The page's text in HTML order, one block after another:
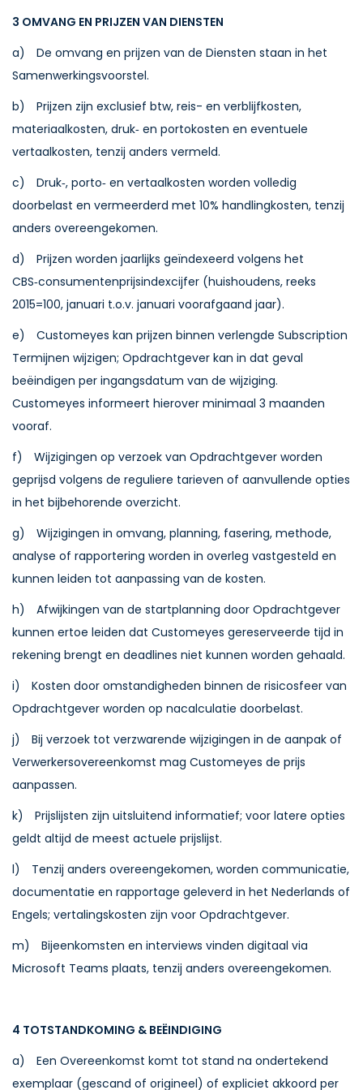
3 OMVANG EN PRIJZEN VAN DIENSTEN
a) De omvang en prijzen van de Diensten staan in het
Samenwerkingsvoorstel.
b) Prijzen zijn exclusief btw, reis- en verblijfkosten,
materiaalkosten, druk‑ en portokosten en eventuele
vertaalkosten, tenzij anders vermeld.
c) Druk‑, porto‑ en vertaalkosten worden volledig
doorbelast en vermeerderd met 10% handlingkosten, tenzij
anders overeengekomen.
d) Prijzen worden jaarlijks geïndexeerd volgens het
CBS‑consumentenprijsindexcijfer (huishoudens, reeks
2015=100, januari t.o.v. januari voorafgaand jaar).
e) Customeyes kan prijzen binnen verlengde Subscription
Termijnen wijzigen; Opdrachtgever kan in dat geval
beëindigen per ingangsdatum van de wijziging.
Customeyes informeert hierover minimaal 3 maanden
vooraf.
f) Wijzigingen op verzoek van Opdrachtgever worden
geprijsd volgens de reguliere tarieven of aanvullende opties
in het bijbehorende overzicht.
g) Wijzigingen in omvang, planning, fasering, methode,
analyse of rapportering worden in overleg vastgesteld en
kunnen leiden tot aanpassing van de kosten.
h) Afwijkingen van de startplanning door Opdrachtgever
kunnen ertoe leiden dat Customeyes gereserveerde tijd in
rekening brengt en deadlines niet kunnen worden gehaald.
i) Kosten door omstandigheden binnen de risicosfeer van
Opdrachtgever worden op nacalculatie doorbelast.
j) Bij verzoek tot verzwarende wijzigingen in de aanpak of
Verwerkersovereenkomst mag Customeyes de prijs
aanpassen.
k) Prijslijsten zijn uitsluitend informatief; voor latere opties
geldt altijd de meest actuele prijslijst.
l) Tenzij anders overeengekomen, worden communicatie,
documentatie en rapportage geleverd in het Nederlands of
Engels; vertalingskosten zijn voor Opdrachtgever.
m) Bijeenkomsten en interviews vinden digitaal via
Microsoft Teams plaats, tenzij anders overeengekomen.
4 TOTSTANDKOMING & BEËINDIGING
a) Een Overeenkomst komt tot stand na ondertekend
exemplaar (gescand of origineel) of expliciet akkoord per